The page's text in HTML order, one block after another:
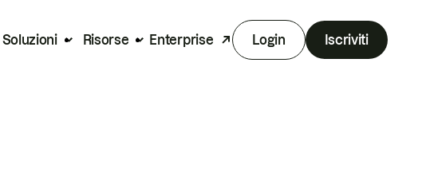
Soluzioni Risorse Enterprise Login Iscriviti